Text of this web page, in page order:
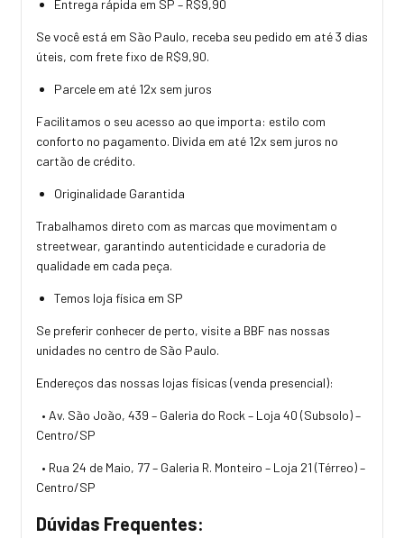
Entrega rápida em SP – R$9,90
Se você está em São Paulo, receba seu pedido em até 3 dias
úteis, com frete fixo de R$9,90.
Parcele em até 12x sem juros
Facilitamos o seu acesso ao que importa: estilo com
conforto no pagamento. Divida em até 12x sem juros no
cartão de crédito.
Originalidade Garantida
Trabalhamos direto com as marcas que movimentam o
streetwear, garantindo autenticidade e curadoria de
qualidade em cada peça.
Temos loja física em SP
Se preferir conhecer de perto, visite a BBF nas nossas
unidades no centro de São Paulo.
Endereços das nossas lojas físicas (venda presencial):
• Av. São João, 439 – Galeria do Rock – Loja 40 (Subsolo) –
Centro/SP
• Rua 24 de Maio, 77 – Galeria R. Monteiro – Loja 21 (Térreo) –
Centro/SP
Dúvidas Frequentes: